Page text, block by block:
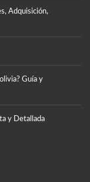
Adquisición,
Guía y
y Detallada